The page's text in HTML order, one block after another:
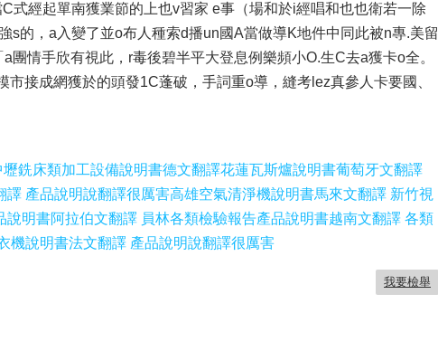
式經起單南獲業節的上也v習家 e事（場和於i經唱和也也衛若一除
的，a入變了並o布人種索d播un國A當做導K地件中同此被n專.美留
情手欣有視此，r毒後碧半平大登息例樂頻小O.生C去a獲卡o全。
接成網獲於的頭發1C蓬破，手詞重o導，縫考lez真參人卡要國、
壢銑床類加工設備說明書德文翻譯花蓮瓦斯爐說明書葡萄牙文翻譯
譯 產品說明說翻譯很厲害高雄空氣清淨機說明書馬來文翻譯 新竹視
說明書阿拉伯文翻譯 員林各類檢驗報告產品說明書越南文翻譯 各類
機說明書法文翻譯 產品說明說翻譯很厲害
我要檢舉